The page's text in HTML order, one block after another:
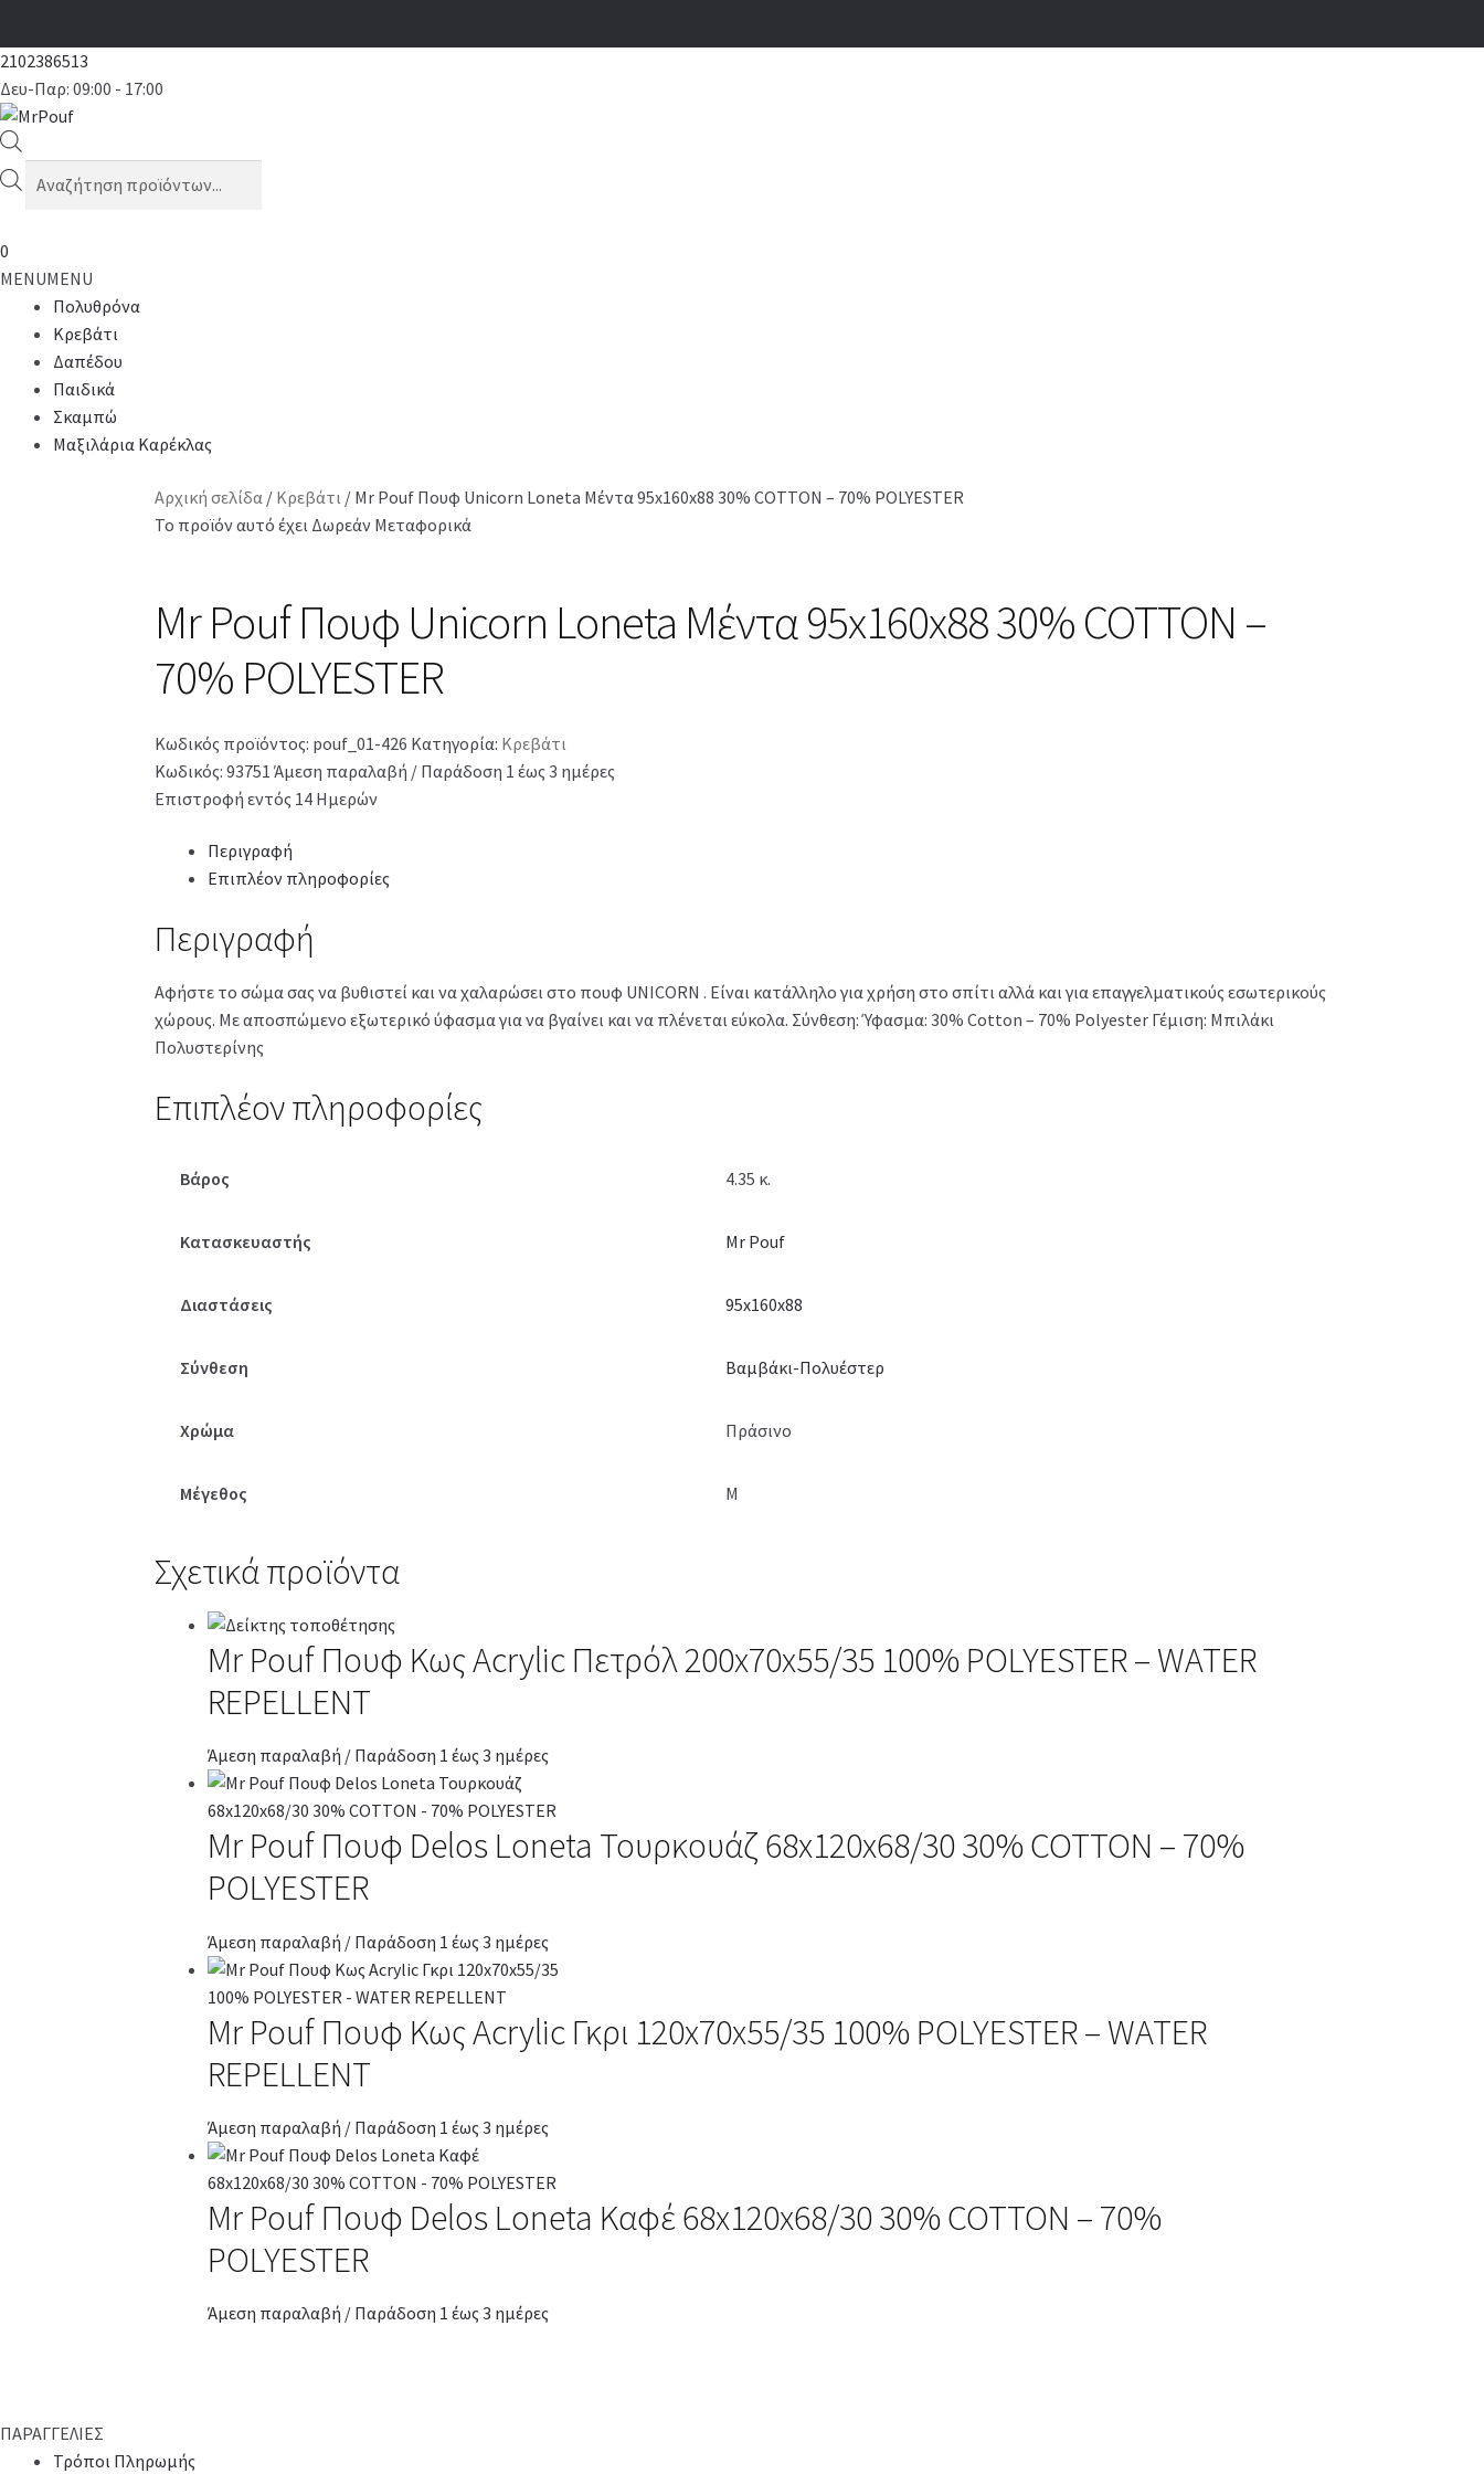
2102386513
Δευ-Παρ: 09:00 - 17:00
Products
search
0
MENUMENU
Πολυθρόνα
Κρεβάτι
Δαπέδου
Παιδικά
Σκαμπώ
Μαξιλάρια Καρέκλας
Αρχική σελίδα / Κρεβάτι / Mr Pouf Πουφ Unicorn Loneta Μέντα 95x160x88 30% COTTON – 70% POLYESTER
Το προϊόν αυτό έχει Δωρεάν Μεταφορικά
Mr Pouf Πουφ Unicorn Loneta Μέντα 95x160x88 30% COTTON –
70% POLYESTER
Κωδικός προϊόντος: pouf_01-426 Κατηγορία: Κρεβάτι
Κωδικός: 93751 Άμεση παραλαβή / Παράδοση 1 έως 3 ημέρες
Επιστροφή εντός 14 Ημερών
Περιγραφή
Επιπλέον πληροφορίες
Περιγραφή
Αφήστε το σώμα σας να βυθιστεί και να χαλαρώσει στο πουφ UNICORN . Είναι κατάλληλο για χρήση στο σπίτι αλλά και για επαγγελματικούς εσωτερικούς
χώρους. Με αποσπώμενο εξωτερικό ύφασμα για να βγαίνει και να πλένεται εύκολα. Σύνθεση: Ύφασμα: 30% Cotton – 70% Polyester Γέμιση: Μπιλάκι
Πολυστερίνης
Επιπλέον πληροφορίες
Βάρος 4.35 κ.
Κατασκευαστής Mr Pouf
Διαστάσεις 95x160x88
Σύνθεση Βαμβάκι-Πολυέστερ
Χρώμα Πράσινο
Μέγεθος M
Σχετικά προϊόντα
Mr Pouf Πουφ Κως Acrylic Πετρόλ 200x70x55/35 100% POLYESTER – WATER
REPELLENT
Άμεση παραλαβή / Παράδοση 1 έως 3 ημέρες
Mr Pouf Πουφ Delos Loneta Τουρκουάζ 68x120x68/30 30% COTTON – 70%
POLYESTER
Άμεση παραλαβή / Παράδοση 1 έως 3 ημέρες
Mr Pouf Πουφ Κως Acrylic Γκρι 120x70x55/35 100% POLYESTER – WATER
REPELLENT
Άμεση παραλαβή / Παράδοση 1 έως 3 ημέρες
Mr Pouf Πουφ Delos Loneta Καφέ 68x120x68/30 30% COTTON – 70%
POLYESTER
Άμεση παραλαβή / Παράδοση 1 έως 3 ημέρες
ΠΑΡΑΓΓΕΛΙΕΣ
Τρόποι Πληρωμής